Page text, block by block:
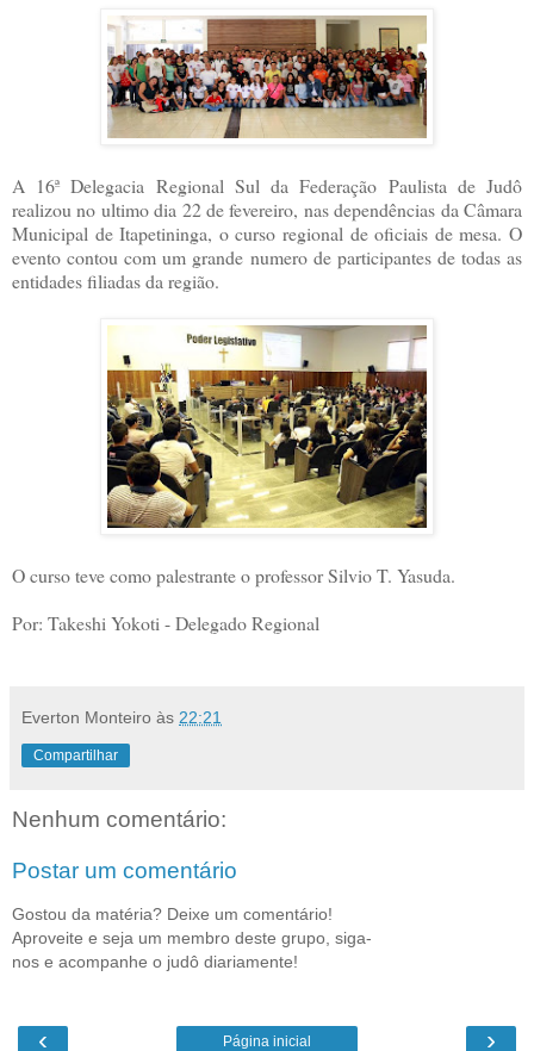
A 16ª Delegacia Regional Sul da Federação Paulista de Judô
realizou no ultimo dia 22 de fevereiro, nas dependências da Câmara
Municipal de Itapetininga, o curso regional de oficiais de mesa. O
evento contou com um grande numero de participantes de todas as
entidades filiadas da região.
O curso teve como palestrante o professor Silvio T. Yasuda.
Por: Takeshi Yokoti - Delegado Regional
Everton Monteiro às 22:21
Compartilhar
Nenhum comentário:
Postar um comentário
Gostou da matéria? Deixe um comentário!
Aproveite e seja um membro deste grupo, siga-
nos e acompanhe o judô diariamente!
‹ ›
Página inicial